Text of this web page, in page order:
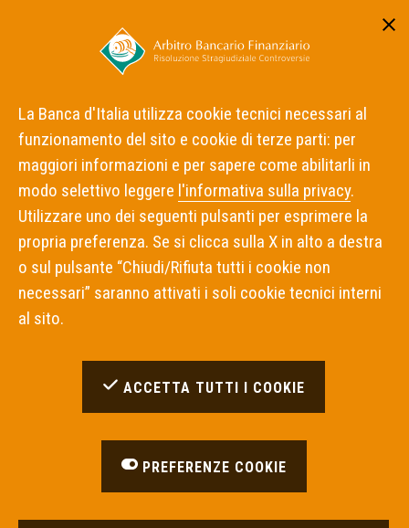
Home Notizie Archivio Notizie 2021
Archivio notizie
pubblicazione decisioni
2021
Pubblicato un gruppo di decisioni dell'Arbitro
Pubblicato un gruppo di decisioni dell'Arbitro
La Banca d'Italia utilizza cookie tecnici necessari al
funzionamento del sito e cookie di terze parti: per
maggiori informazioni e per sapere come abilitarli in
modo selettivo leggere l'informativa sulla privacy.
Utilizzare uno dei seguenti pulsanti per esprimere la
propria preferenza. Se si clicca sulla X in alto a destra
o sul pulsante “Chiudi/Rifiuta tutti i cookie non
necessari” saranno attivati i soli cookie tecnici interni
al sito.
ACCETTA TUTTI I COOKIE
PREFERENZE COOKIE